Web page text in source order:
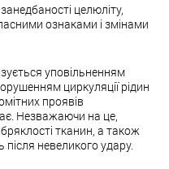
целюліту,
ознаками і змінами
уповільненням
циркуляції рідин
проявів
Незважаючи на це,
тканин, а також
невеликого удару.